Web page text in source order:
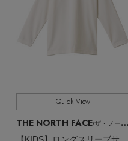
Quick View
THE NORTH FACE/ザ・ノース・フェイス